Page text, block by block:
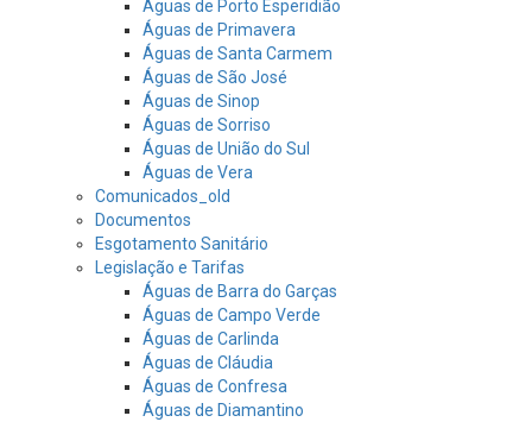
Águas de Porto Esperidião
Águas de Primavera
Águas de Santa Carmem
Águas de São José
Águas de Sinop
Águas de Sorriso
Águas de União do Sul
Águas de Vera
Comunicados_old
Documentos
Esgotamento Sanitário
Legislação e Tarifas
Águas de Barra do Garças
Águas de Campo Verde
Águas de Carlinda
Águas de Cláudia
Águas de Confresa
Águas de Diamantino